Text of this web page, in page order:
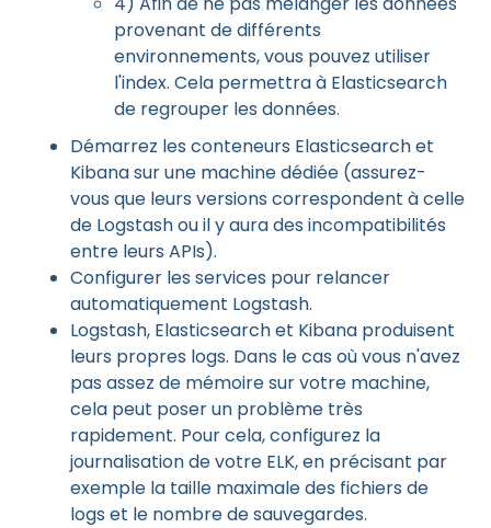
provenant de différents
environnements, vous pouvez utiliser
l'index. Cela permettra à Elasticsearch
de regrouper les données.
Démarrez les conteneurs Elasticsearch et
Kibana sur une machine dédiée (assurez-
vous que leurs versions correspondent à celle
de Logstash ou il y aura des incompatibilités
entre leurs APIs).
Configurer les services pour relancer
automatiquement Logstash.
Logstash, Elasticsearch et Kibana produisent
leurs propres logs. Dans le cas où vous n'avez
pas assez de mémoire sur votre machine,
cela peut poser un problème très
rapidement. Pour cela, configurez la
journalisation de votre ELK, en précisant par
exemple la taille maximale des fichiers de
logs et le nombre de sauvegardes.